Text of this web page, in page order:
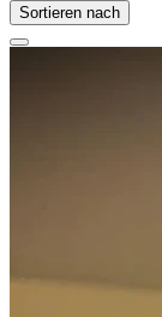
Sortieren nach